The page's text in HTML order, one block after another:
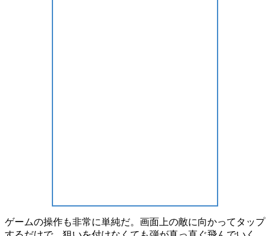
ゲームの操作も非常に単純だ。画面上の敵に向かってタップ